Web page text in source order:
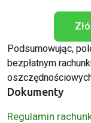
Podsumowując,
bezpłatnym
Dokumenty
Regulamin